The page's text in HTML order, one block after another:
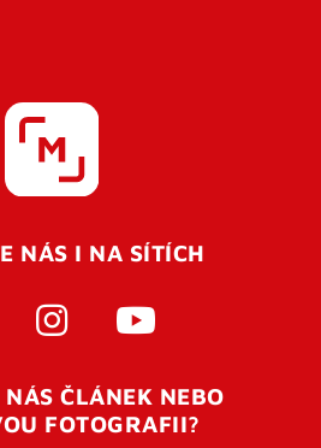
NÁS I NA SÍTÍCH
ČLÁNEK NEBO
FOTOGRAFII?